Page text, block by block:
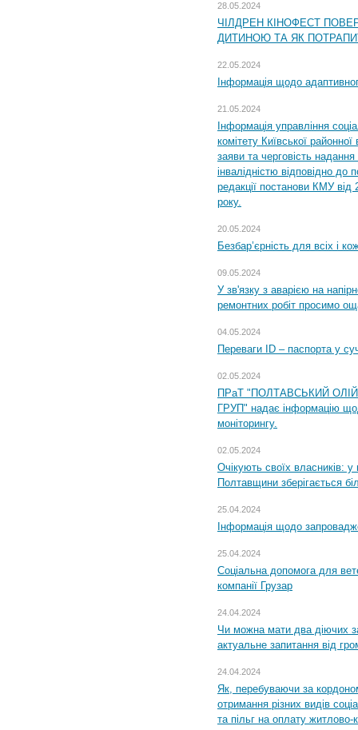
28.05.2024
ЧІЛДРЕН КІНОФЕСТ
ДИТИНОЮ ТА ЯК
22.05.2024
Інформація щодо
21.05.2024
Інформація управління
комітету Київської
заяви та черговість надання
інвалідністю відповідно
редакції постанови КМУ від
року.
20.05.2024
Безбар’єрність для всіх і
09.05.2024
У зв'язку з аварією на
ремонтних робіт просимо
04.05.2024
Переваги ID – паспорта у
02.05.2024
ПРаТ "ПОЛТАВСЬКИЙ
ГРУП" надає інформацію
моніторингу.
02.05.2024
Очікують своїх власників: у
Полтавщини зберігається
25.04.2024
Інформація щодо
25.04.2024
Соціальна допомога для
компанії Грузар
24.04.2024
Чи можна мати два діючих
актуальне запитання від
24.04.2024
Як, перебуваючи за
отримання різних видів
та пільг на оплату